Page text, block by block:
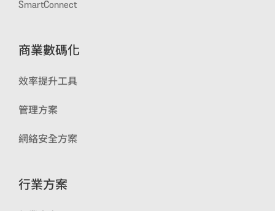
SmartConnect
商業數碼化
效率提升工具
管理方案
網絡安全方案
行業方案